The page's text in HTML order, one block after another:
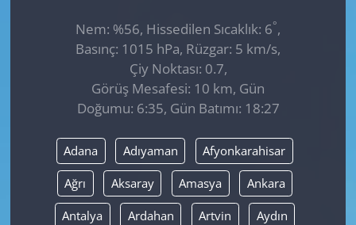
Nem: %56, Hissedilen Sıcaklık: 6°,
Basınç: 1015 hPa, Rüzgar: 5 km/s,
Çiy Noktası: 0.7,
Görüş Mesafesi: 10 km, Gün
Doğumu: 6:35, Gün Batımı: 18:27
Adana Adıyaman Afyonkarahisar
Ağrı Aksaray Amasya Ankara
Antalya Ardahan Artvin Aydın